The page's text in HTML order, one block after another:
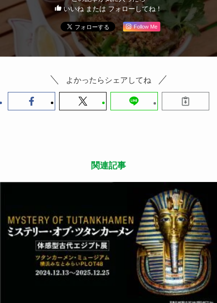
Follow Me
よかったらシェアしてね